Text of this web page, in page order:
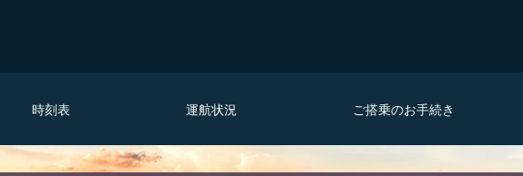
時刻表 運航状況 ご搭乗のお手続き